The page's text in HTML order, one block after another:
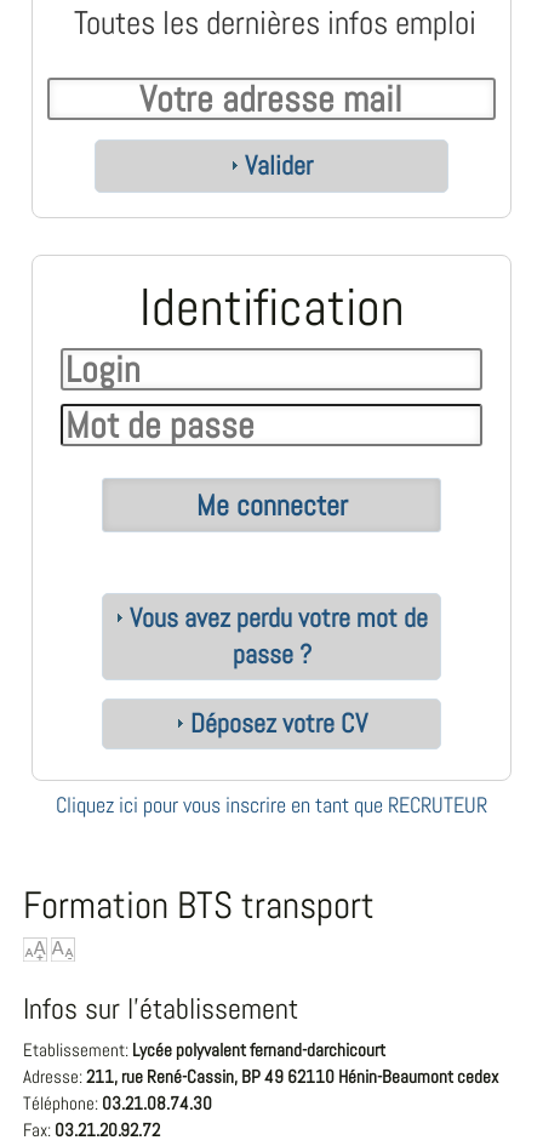
Toutes les dernières infos emploi
Valider
Identification
Vous avez perdu votre mot de
passe ?
Déposez votre CV
Cliquez ici pour vous inscrire en tant que RECRUTEUR
Formation BTS transport
Infos sur l'établissement
Etablissement: Lycée polyvalent fernand-darchicourt
Adresse:211, rue René-Cassin, BP 49 62110 Hénin-Beaumont cedex
Téléphone: 03.21.08.74.30
Fax: 03.21.20.92.72